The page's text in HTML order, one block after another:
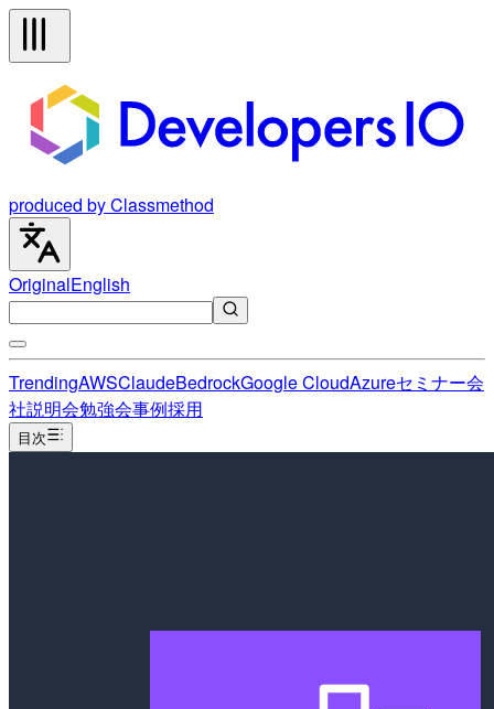
produced by Classmethod
OriginalEnglish
TrendingAWSClaudeBedrockGoogle CloudAzureセミナー会
社説明会勉強会事例採用
目次